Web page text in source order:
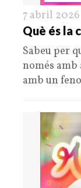
7 abril 2026
Què és la
Sabeu per
només amb
amb un